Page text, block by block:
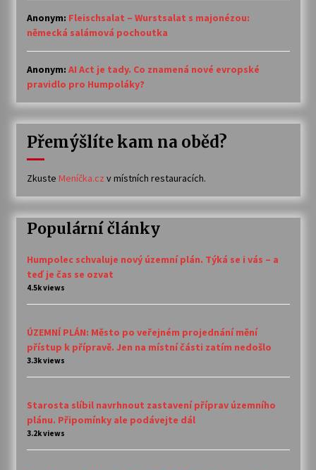
Anonym: Fleischsalat – Wurstsalat s majonézou:
německá salámová pochoutka
Anonym: AI Act je tady. Co znamená nové evropské
pravidlo pro Humpoláky?
Přemýšlíte kam na oběd?
Zkuste Meníčka.cz v místních restauracích.
Populární články
Humpolec schvaluje nový územní plán. Týká se i vás – a
teď je čas se ozvat
4.5k views
ÚZEMNÍ PLÁN: Město po veřejném projednání mění
přístup k přípravě. Jen na místní části zatím nedošlo
3.3k views
Starosta slíbil navrhnout zastavení příprav územního
plánu. Připomínky ale podávejte dál
3.2k views